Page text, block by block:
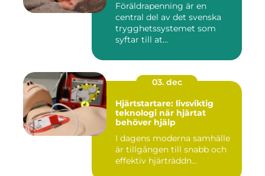
Föräldrapenning är en
central del av det svenska
trygghetssystemet som
syftar till at...
03. dec
Hjärtstartare: livsviktig
teknologi när hjärtat
behöver hjälp
I dagens moderna samhälle
är tillgången till snabb och
effektiv hjärträddn...